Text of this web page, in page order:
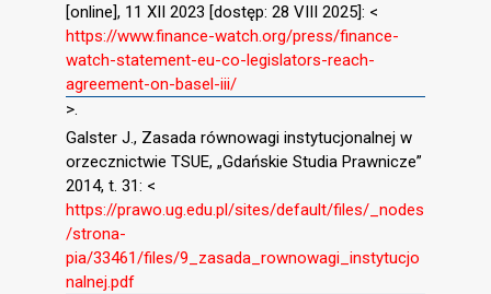
[online], 11 XII 2023 [dostęp: 28 VIII 2025]: <
https://www.finance-watch.org/press/finance-
watch-statement-eu-co-legislators-reach-
agreement-on-basel-iii/
>.
Galster J., Zasada równowagi instytucjonalnej w
orzecznictwie TSUE, „Gdańskie Studia Prawnicze”
2014, t. 31: <
https://prawo.ug.edu.pl/sites/default/files/_nodes
/strona-
pia/33461/files/9_zasada_rownowagi_instytucjo
nalnej.pdf